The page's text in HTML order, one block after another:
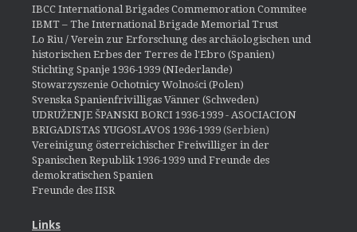
IBCC International Brigades Commemoration Commitee
IBMT – The International Brigade Memorial Trust
Lo Riu / Verein zur Erforschung des archäologischen und
historischen Erbes der Terres de l'Ebro (Spanien)
Stichting Spanje 1936-1939 (NIederlande)
Stowarzyszenie Ochotnicy Wolności (Polen)
Svenska Spanienfrivilligas Vänner (Schweden)
UDRUŽENJE ŠPANSKI BORCI 1936-1939 - ASOCIACION
BRIGADISTAS YUGOSLAVOS 1936-1939 (Serbien)
Vereinigung österreichischer Freiwilliger in der
Spanischen Republik 1936-1939 und Freunde des
demokratischen Spanien
Freunde des IISR
Links